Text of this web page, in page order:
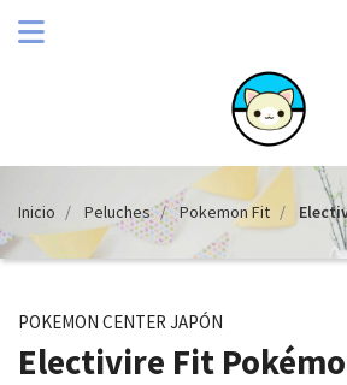
Inicio Peluches Pokemon Fit
POKEMON CENTER JAPÓN
Electivire Fit